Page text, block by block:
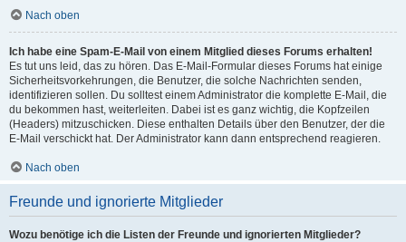
Nach oben
Ich habe eine Spam-E-Mail von einem Mitglied dieses Forums erhalten!
Es tut uns leid, das zu hören. Das E-Mail-Formular dieses Forums hat einige
Sicherheitsvorkehrungen, die Benutzer, die solche Nachrichten senden,
identifizieren sollen. Du solltest einem Administrator die komplette E-Mail, die
du bekommen hast, weiterleiten. Dabei ist es ganz wichtig, die Kopfzeilen
(Headers) mitzuschicken. Diese enthalten Details über den Benutzer, der die
E-Mail verschickt hat. Der Administrator kann dann entsprechend reagieren.
Nach oben
Freunde und ignorierte Mitglieder
Wozu benötige ich die Listen der Freunde und ignorierten Mitglieder?